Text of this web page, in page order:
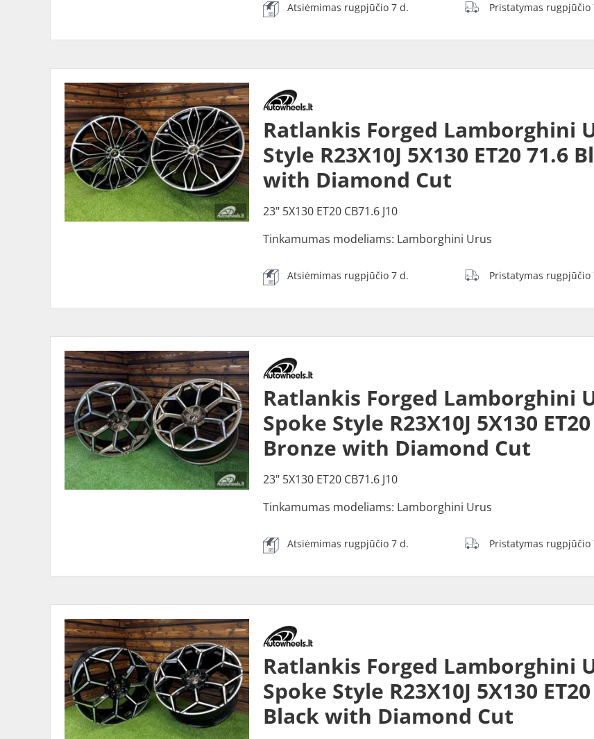
Atsiėmimas rugpjūčio 7 d. Pristatymas rugpjūčio
Ratlankis Forged Lamborghini
Style R23X10J 5X130 ET20 71.6
with Diamond Cut
23" 5X130 ET20 CB71.6 J10
Tinkamumas modeliams: Lamborghini Urus
Atsiėmimas rugpjūčio 7 d. Pristatymas rugpjūčio
Ratlankis Forged Lamborghini
Spoke Style R23X10J 5X130
Bronze with Diamond Cut
23" 5X130 ET20 CB71.6 J10
Tinkamumas modeliams: Lamborghini Urus
Atsiėmimas rugpjūčio 7 d. Pristatymas rugpjūčio
Ratlankis Forged Lamborghini
Spoke Style R23X10J 5X130
Black with Diamond Cut